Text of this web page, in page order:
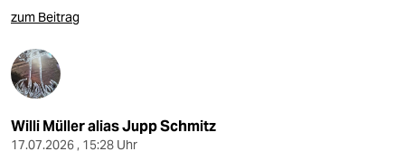
zum Beitrag
Willi Müller alias Jupp Schmitz
17.07.2026 , 15:28 Uhr